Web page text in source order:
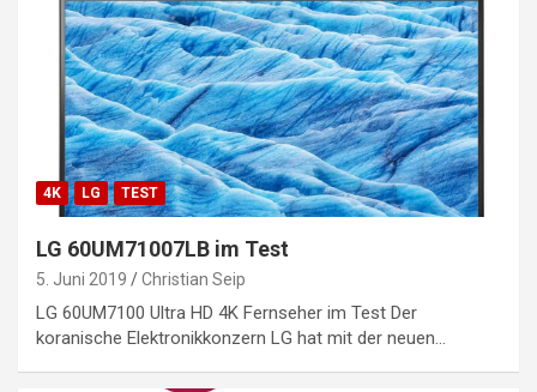
4K LG TEST
LG 60UM71007LB im Test
5. Juni 2019 Christian Seip
LG 60UM7100 Ultra HD 4K Fernseher im Test Der
koranische Elektronikkonzern LG hat mit der neuen…